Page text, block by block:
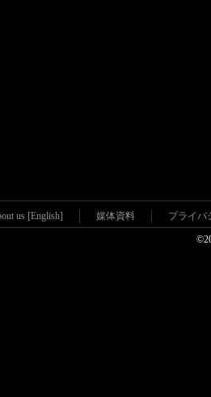
us [English] 媒体資料 プライバ